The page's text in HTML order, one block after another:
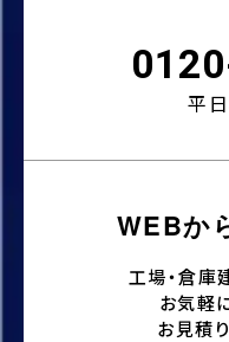
平
WEBか
工場・倉庫
お気軽
お見積